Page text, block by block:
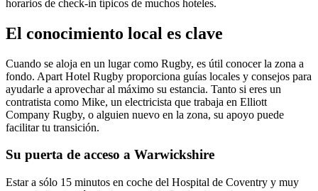
horarios de check-in típicos de muchos hoteles.
El conocimiento local es clave
Cuando se aloja en un lugar como Rugby, es útil conocer la zona a
fondo. Apart Hotel Rugby proporciona guías locales y consejos para
ayudarle a aprovechar al máximo su estancia. Tanto si eres un
contratista como Mike, un electricista que trabaja en Elliott
Company Rugby, o alguien nuevo en la zona, su apoyo puede
facilitar tu transición.
Su puerta de acceso a Warwickshire
Estar a sólo 15 minutos en coche del Hospital de Coventry y muy